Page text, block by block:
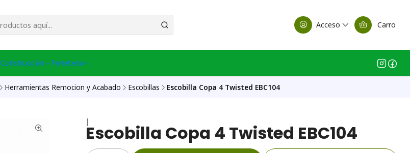
Acceso Carro
Construcción Ferreteria
Herramientas Remocion y Acabado Escobillas Escobilla Copa 4 Twisted EBC104
|
Escobilla Copa 4 Twisted EBC104